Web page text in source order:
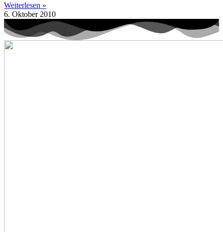
Weiterlesen »
6. Oktober 2010